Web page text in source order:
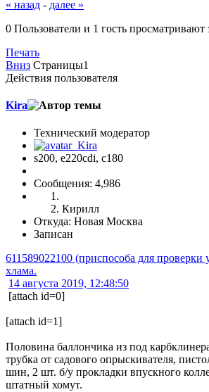
« назад - далее »
0 Пользователи и 1 гость просматривают
Печать
Вниз Страницы1
Действия пользователя
Kira
Технический модератор
s200, е220cdi, с180
Сообщения: 4,986
Кирилл
Откуда: Новая Москва
Записан
611589022100 (приспособа для проверки
хлама.
14 августа 2019, 12:48:50
[attach id=0]
[attach id=1]
Половина баллончика из под
трубка от садового опрыскивателя,
шин, 2 шт. б/у прокладки впускного
штатный хомут.